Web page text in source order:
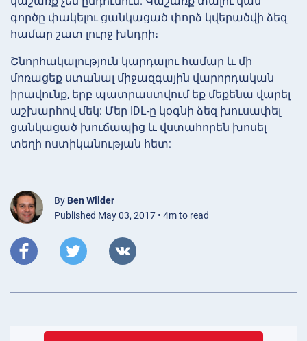
գործը փակելու ցանկացած փորձ կվերածվի ձեզ
համար շատ լուրջ խնդրի։
Շնորհակալություն կարդալու համար և մի
մոռացեք ստանալ միջազգային վարորդական
իրավունք, երբ պատրաստվում եք մեքենա վարել
աշխարհով մեկ: Մեր IDL-ը կօգնի ձեզ խուսափել
ցանկացած խուճապից և վստահորեն խոսել
տեղի ոստիկանության հետ:
By Ben Wilder
Published May 03, 2017 • 4m to read